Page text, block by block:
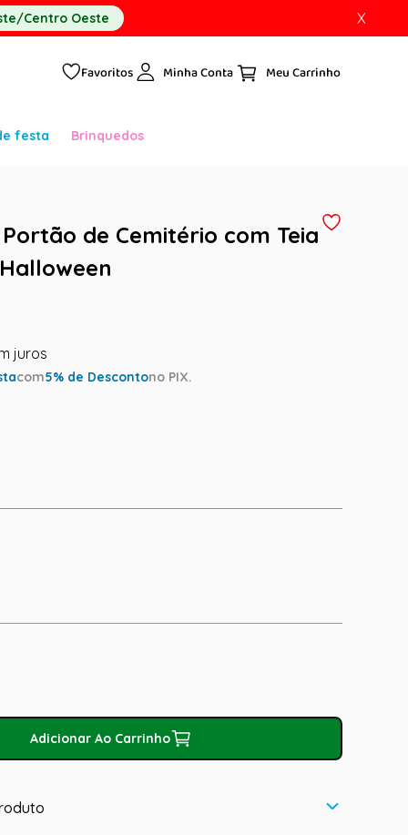
Centro Oeste X
Favoritos Minha Conta
festa Brinquedos
de Cemitério com Teia
com5% de Descontono PIX.
Adicionar Ao Carrinho